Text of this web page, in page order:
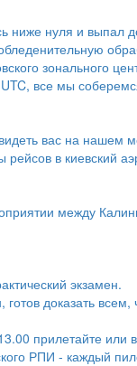
ниже нуля и выпал
зонального
все мы
вас на
в киевский
между
экзамен.
доказать
прилетайте
РПИ - каждый